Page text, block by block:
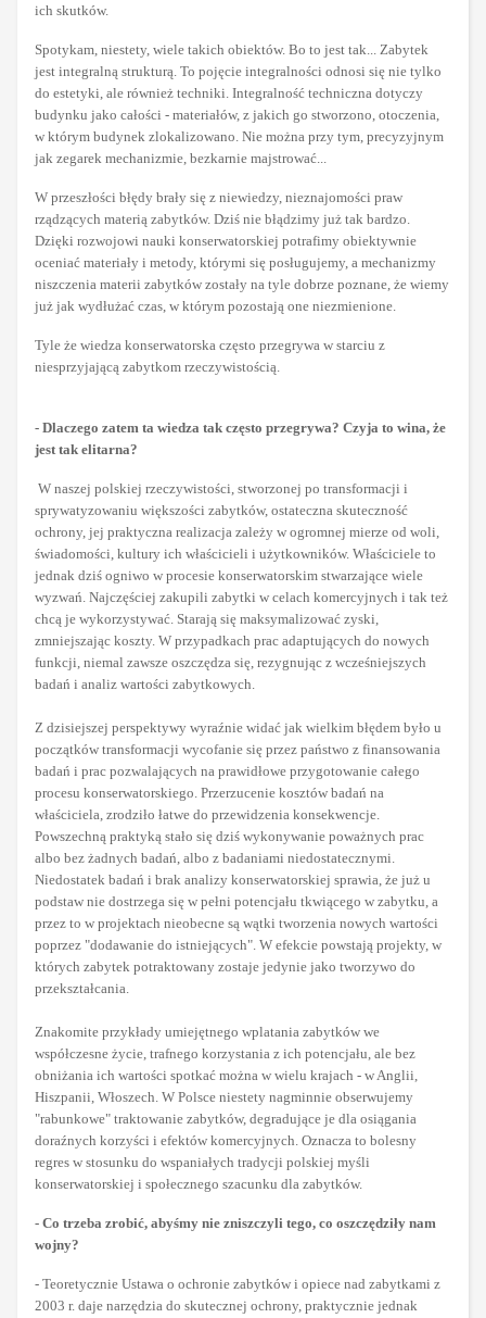
ich skutków.
Spotykam, niestety, wiele takich obiektów. Bo to jest tak... Zabytek
jest integralną strukturą. To pojęcie integralności odnosi się nie tylko
do estetyki, ale również techniki. Integralność techniczna dotyczy
budynku jako całości - materiałów, z jakich go stworzono, otoczenia,
w którym budynek zlokalizowano. Nie można przy tym, precyzyjnym
jak zegarek mechanizmie, bezkarnie majstrować...
W przeszłości błędy brały się z niewiedzy, nieznajomości praw
rządzących materią zabytków. Dziś nie błądzimy już tak bardzo.
Dzięki rozwojowi nauki konserwatorskiej potrafimy obiektywnie
oceniać materiały i metody, którymi się posługujemy, a mechanizmy
niszczenia materii zabytków zostały na tyle dobrze poznane, że wiemy
już jak wydłużać czas, w którym pozostają one niezmienione.
Tyle że wiedza konserwatorska często przegrywa w starciu z
niesprzyjającą zabytkom rzeczywistością.
- Dlaczego zatem ta wiedza tak często przegrywa? Czyja to wina, że
jest tak elitarna?
W naszej polskiej rzeczywistości, stworzonej po transformacji i
sprywatyzowaniu większości zabytków, ostateczna skuteczność
ochrony, jej praktyczna realizacja zależy w ogromnej mierze od woli,
świadomości, kultury ich właścicieli i użytkowników. Właściciele to
jednak dziś ogniwo w procesie konserwatorskim stwarzające wiele
wyzwań. Najczęściej zakupili zabytki w celach komercyjnych i tak też
chcą je wykorzystywać. Starają się maksymalizować zyski,
zmniejszając koszty. W przypadkach prac adaptujących do nowych
funkcji, niemal zawsze oszczędza się, rezygnując z wcześniejszych
badań i analiz wartości zabytkowych.
Z dzisiejszej perspektywy wyraźnie widać jak wielkim błędem było u
początków transformacji wycofanie się przez państwo z finansowania
badań i prac pozwalających na prawidłowe przygotowanie całego
procesu konserwatorskiego. Przerzucenie kosztów badań na
właściciela, zrodziło łatwe do przewidzenia konsekwencje.
Powszechną praktyką stało się dziś wykonywanie poważnych prac
albo bez żadnych badań, albo z badaniami niedostatecznymi.
Niedostatek badań i brak analizy konserwatorskiej sprawia, że już u
podstaw nie dostrzega się w pełni potencjału tkwiącego w zabytku, a
przez to w projektach nieobecne są wątki tworzenia nowych wartości
poprzez "dodawanie do istniejących". W efekcie powstają projekty, w
których zabytek potraktowany zostaje jedynie jako tworzywo do
przekształcania.
Znakomite przykłady umiejętnego wplatania zabytków we
współczesne życie, trafnego korzystania z ich potencjału, ale bez
obniżania ich wartości spotkać można w wielu krajach - w Anglii,
Hiszpanii, Włoszech. W Polsce niestety nagminnie obserwujemy
"rabunkowe" traktowanie zabytków, degradujące je dla osiągania
doraźnych korzyści i efektów komercyjnych. Oznacza to bolesny
regres w stosunku do wspaniałych tradycji polskiej myśli
konserwatorskiej i społecznego szacunku dla zabytków.
- Co trzeba zrobić, abyśmy nie zniszczyli tego, co oszczędziły nam
wojny?
- Teoretycznie Ustawa o ochronie zabytków i opiece nad zabytkami z
2003 r. daje narzędzia do skutecznej ochrony, praktycznie jednak